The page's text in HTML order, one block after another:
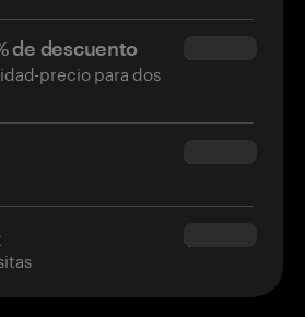
de descuento
precio para dos
$34.95
$160.00
$180.00